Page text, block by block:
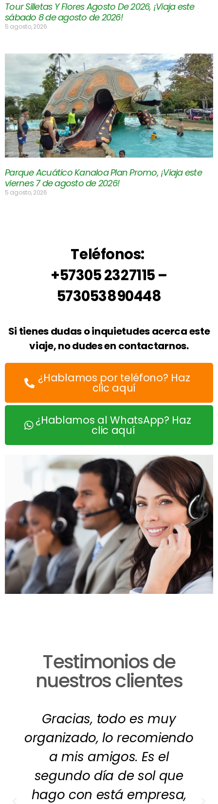
Tour Silletas Y Flores Agosto De 2026, ¡Viaja este
sábado 8 de agosto de 2026!
5 agosto, 2026
Parque Acuático Kanaloa Plan Promo, ¡Viaja este
viernes 7 de agosto de 2026!
5 agosto, 2026
Teléfonos:
+57305 2327115 –
573053890448
Si tienes dudas o inquietudes acerca este
viaje, no dudes en contactarnos.
¿Hablamos por teléfono? Haz
clic aquí
¿Hablamos al WhatsApp? Haz
clic aquí
Testimonios de
nuestros clientes
Gracias, todo es muy
organizado, lo recomiendo
a mis amigos. Es el
segundo día de sol que
hago con está empresa,